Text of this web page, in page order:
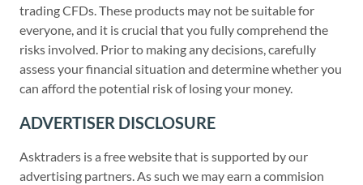
trading CFDs. These products may not be suitable for
everyone, and it is crucial that you fully comprehend the
risks involved. Prior to making any decisions, carefully
assess your financial situation and determine whether you
can afford the potential risk of losing your money.
ADVERTISER DISCLOSURE
Asktraders is a free website that is supported by our
advertising partners. As such we may earn a commision